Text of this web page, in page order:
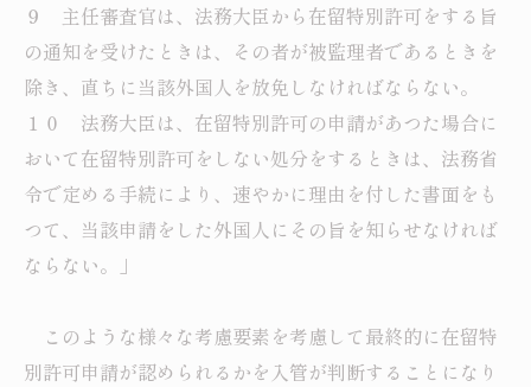
９ 主任審査官は、法務大臣から在留特別許可をする旨
の通知を受けたときは、その者が被監理者であるときを
除き、直ちに当該外国人を放免しなければならない。
１０ 法務大臣は、在留特別許可の申請があつた場合に
おいて在留特別許可をしない処分をするときは、法務省
令で定める手続により、速やかに理由を付した書面をも
つて、当該申請をした外国人にその旨を知らせなければ
ならない。」
このような様々な考慮要素を考慮して最終的に在留特
別許可申請が認められるかを入管が判断することになり